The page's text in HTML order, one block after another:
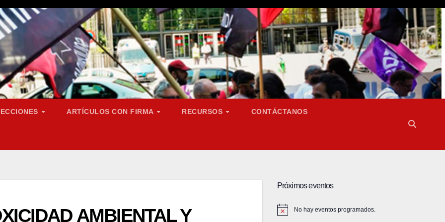
ARTÍCULOS CON FIRMA RECURSOS CONTÁCTANOS
AMBIENTAL Y
Próximos eventos
No hay eventos programados.